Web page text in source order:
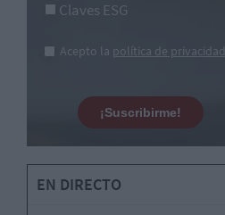
Claves ESG
Acepto la política de privacidad
¡Suscribirme!
EN DIRECTO